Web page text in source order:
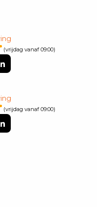
(vrijdag vanaf 09:00)
(vrijdag vanaf 09:00)